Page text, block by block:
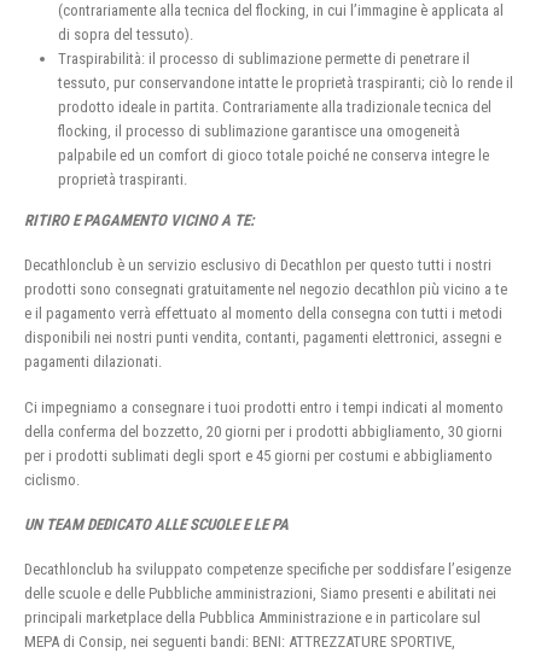
(contrariamente alla tecnica del flocking, in cui l’immagine è applicata al
di sopra del tessuto).
Traspirabilità: il processo di sublimazione permette di penetrare il
tessuto, pur conservandone intatte le proprietà traspiranti; ciò lo rende il
prodotto ideale in partita. Contrariamente alla tradizionale tecnica del
flocking, il processo di sublimazione garantisce una omogeneità
palpabile ed un comfort di gioco totale poiché ne conserva integre le
proprietà traspiranti.
RITIRO E PAGAMENTO VICINO A TE:
Decathlonclub è un servizio esclusivo di Decathlon per questo tutti i nostri
prodotti sono consegnati gratuitamente nel negozio decathlon più vicino a te
e il pagamento verrà effettuato al momento della consegna con tutti i metodi
disponibili nei nostri punti vendita, contanti, pagamenti elettronici, assegni e
pagamenti dilazionati.
Ci impegniamo a consegnare i tuoi prodotti entro i tempi indicati al momento
della conferma del bozzetto, 20 giorni per i prodotti abbigliamento, 30 giorni
per i prodotti sublimati degli sport e 45 giorni per costumi e abbigliamento
ciclismo.
UN TEAM DEDICATO ALLE SCUOLE E LE PA
Decathlonclub ha sviluppato competenze specifiche per soddisfare l’esigenze
delle scuole e delle Pubbliche amministrazioni, Siamo presenti e abilitati nei
principali marketplace della Pubblica Amministrazione e in particolare sul
MEPA di Consip, nei seguenti bandi: BENI: ATTREZZATURE SPORTIVE,